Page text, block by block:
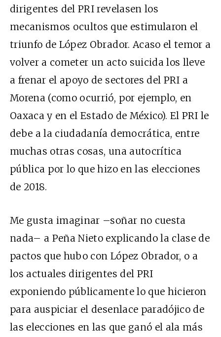
dirigentes del PRI revelasen los
mecanismos ocultos que estimularon el
triunfo de López Obrador. Acaso el temor a
volver a cometer un acto suicida los lleve
a frenar el apoyo de sectores del PRI a
Morena (como ocurrió, por ejemplo, en
Oaxaca y en el Estado de México). El PRI le
debe a la ciudadanía democrática, entre
muchas otras cosas, una autocrítica
pública por lo que hizo en las elecciones
de 2018.
Me gusta imaginar –soñar no cuesta
nada– a Peña Nieto explicando la clase de
pactos que hubo con López Obrador, o a
los actuales dirigentes del PRI
exponiendo públicamente lo que hicieron
para auspiciar el desenlace paradójico de
las elecciones en las que ganó el ala más